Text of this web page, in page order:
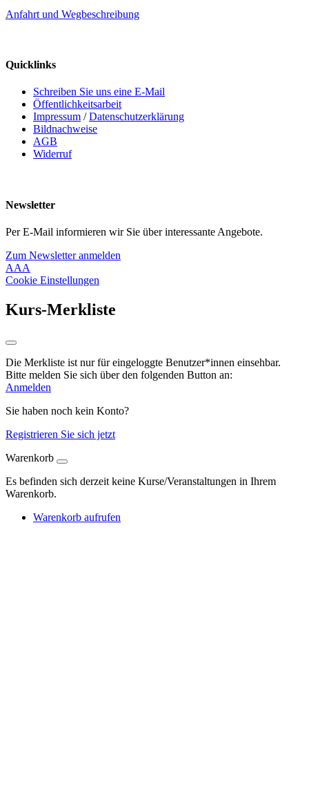
Anfahrt und Wegbeschreibung
Quicklinks
Schreiben Sie uns eine E-Mail
Öffentlichkeitsarbeit
Impressum /Datenschutzerklärung
Bildnachweise
AGB
Widerruf
Newsletter
Per E-Mail informieren wir Sie über interessante Angebote.
Zum Newsletter anmelden
AAA
Cookie Einstellungen
Kurs-Merkliste
Die Merkliste ist nur für eingeloggte Benutzer*innen einsehbar.
Bitte melden Sie sich über den folgenden Button an:
Anmelden
Sie haben noch kein Konto?
Registrieren Sie sich jetzt
Warenkorb
Es befinden sich derzeit keine Kurse/Veranstaltungen in Ihrem
Warenkorb.
Warenkorb aufrufen